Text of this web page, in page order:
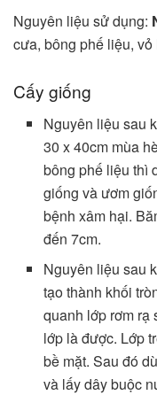
Nguyên liệu sử dụng:
cưa, bông phế liệu,
Cấy giống
Nguyên liệu sau
30 x 40cm mùa
bông phế liệu thì
giống và ươm
bệnh xâm hại.
đến 7cm.
Nguyên liệu sau
tạo thành khối
quanh lớp rơm rạ
lớp là được. Lớp
bề mặt. Sau đó
và lấy dây buộc